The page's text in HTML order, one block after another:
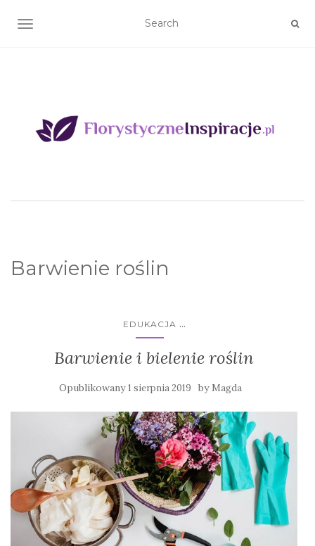
TOGGLE NAVIGATION
Barwienie roślin
EDUKACJA ...
Barwienie i bielenie roślin
Opublikowany1 sierpnia 2019 by Magda